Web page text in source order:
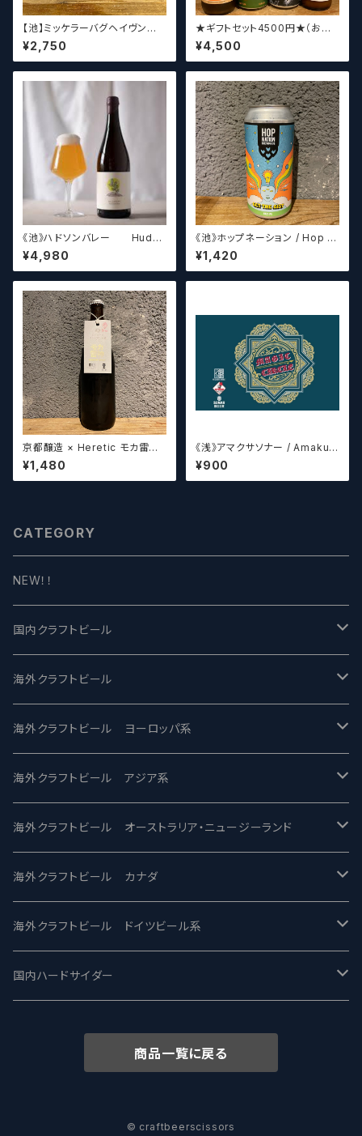
【池】ミッケラーバグヘイヴン
ルードペッシュ Mikkeller Bag
haven Ruud Peesch
¥2,750
★ギフトセット4500円★（お好
みに合わせて5〜6本チョイスさ
せていただきます）【クラフトビー
ル】
¥4,500
《池》ハドソンバレー Hudso
n Valley Blossom
¥4,980
《池》ホップネーション / Hop N
ation Get The Gist
¥1,420
京都醸造 × Heretic モカ雷神 /
Kyoto × Heretic MOCHA T
HUNDER【クラフトビールシザ
ーズ】
¥1,480
《浅》アマクサソナー / Amakus
a sonar MAGIC CIRCLE 【ク
ラフトビールシザーズ】
¥900
CATEGORY
NEW！！
国内クラフトビール
UCHU BREWING -うちゅうブルーイング
バテレ -VERTERE
2nd Story Ale Works -セカンドストーリー
ビアへるん - Beer Hearn
忽布古丹醸造 - HOP KOTAN
ワイマーケットブルーイング Y.Market Brewing
志賀高原ビール - SIGAKOGEN
箕面ビール - MINOH BEER
サンクトガーレン - Sankt Gallen
海外クラフトビール
Modern Times モダンタイムズ
Maui マウイ
Toppling Goliath トップリンゴライアス
Fair State フェアステイト
Lagunitas ラグニタス
FirestoneWalker ファイアストーン
Mikkeller ミッケラー
Hop Nation ホップネーション
海外クラフトビール ヨーロッパ系
UnBarred -アンバード
SAIREN /サイレン
ワイルドチャイルド - Wilde Child
BrewDog Brewery - ブリュードッグ
The Flying Inn / ザ フライイング イン
Lambiek Fabriek - ファブリーク
海外クラフトビール アジア系
gweilo-鬼佬 グウァイロ
Heart Of Darkness - ハートオブダークネス
Carbon brews -カーボン
TAIHU - タイフー
Behemoth - ベヒーモス
海外クラフトビール オーストラリア・ニュージーランド
ROCKY RIDGE - ロッキーリッジ
BODRIGGY BREWING ボッドリッジー
CO-CONSPIRATORS コ・コンスピレーターズ
Deep Creek Brewing Co.
8 Wired エイトワイアード
海外クラフトビール カナダ
Jackie O's ジャッキーオーズ
Westbrook ウェストブルック
Strathcona ストラスコナ
ODIN BREWING オディン
海外クラフトビール ドイツビール系
Karmeliten カーメリテン
Früh フリュー
国内ハードサイダー
商品一覧に戻る
© craftbeerscissors